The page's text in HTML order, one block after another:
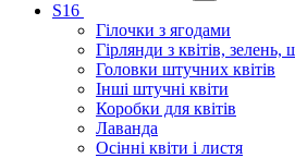
S16
Гілочки з ягодами
Гірлянди з квітів, зелень,
Головки штучних квітів
Інші штучні квіти
Коробки для квітів
Лаванда
Осінні квіти і листя